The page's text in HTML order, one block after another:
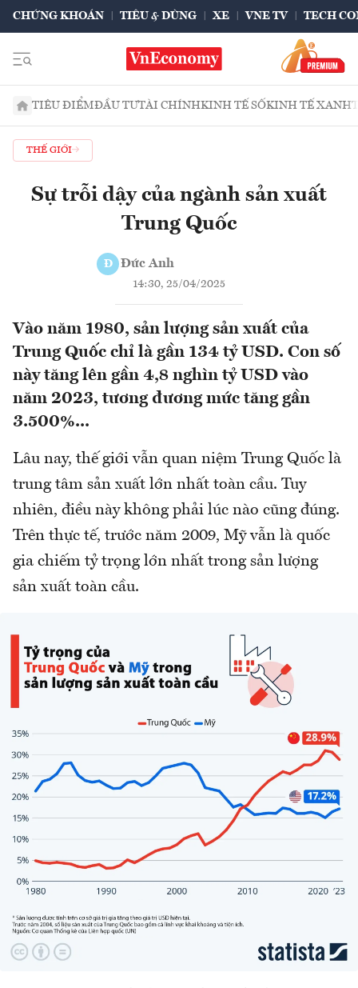
CHỨNG KHOÁN TIÊU & DÙNG XE VNE TV TECH
TIÊU ĐIỂMĐẦU TƯTÀI CHÍNHKINH TẾ SỐKINH TẾ XANH
THẾ GIỚI
Sự trỗi dậy của ngành sản xuất
Trung Quốc
Đ Đức Anh
14:30, 25/04/2025
Vào năm 1980, sản lượng sản xuất của
Trung Quốc chỉ là gần 134 tỷ USD. Con số
này tăng lên gần 4,8 nghìn tỷ USD vào
năm 2023, tương đương mức tăng gần
3.500%...
Lâu nay, thế giới vẫn quan niệm Trung Quốc là
trung tâm sản xuất lớn nhất toàn cầu. Tuy
nhiên, điều này không phải lúc nào cũng đúng.
Trên thực tế, trước năm 2009, Mỹ vẫn là quốc
gia chiếm tỷ trọng lớn nhất trong sản lượng
sản xuất toàn cầu.